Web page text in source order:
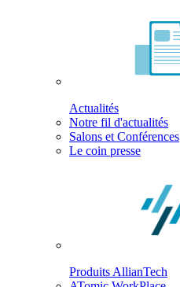
Actualités
Notre fil d'actualités
Salons et Conférences
Le coin presse
Produits AllianTech